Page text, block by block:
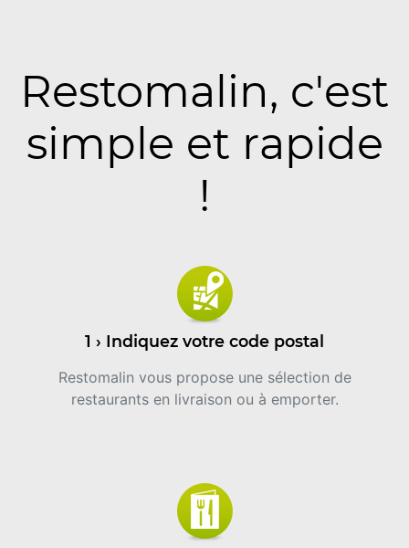
Restomalin, c'est
simple et rapide
!
1 › Indiquez votre code postal
Restomalin vous propose une sélection de
restaurants en livraison ou à emporter.